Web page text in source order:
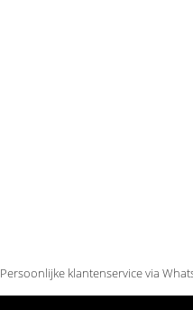
Persoonlijke klantenservice via